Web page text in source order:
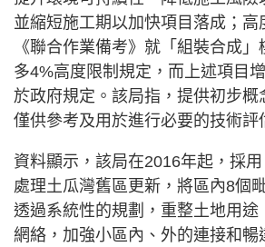
並縮短施工期以加快項目落成；高
《聯合作業備考》就「組裝合成
多4%高度限制規定，而上述項目
於政府規定。該局指，提供初步概
僅供參考及用於進行必要的技術評
資料顯示，該局在2016年起，採
處理土瓜灣舊區更新，將區內8個
透過系統性的規劃，重整土地用途
網絡，加強小區內、外的連接和暢